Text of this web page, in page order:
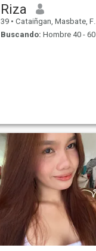
Riza
39 • Cataiñgan, Masbate, Filipinas
Buscando: Hombre 40 - 60